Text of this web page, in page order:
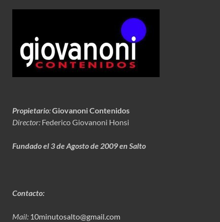
Propietario:Giovanoni Contenidos
Director: Federico Giovanoni Honsi
Fundado el 3 de Agosto de 2009 en Salto
Contacto:
Mail: 10minutosalto@gmail.com